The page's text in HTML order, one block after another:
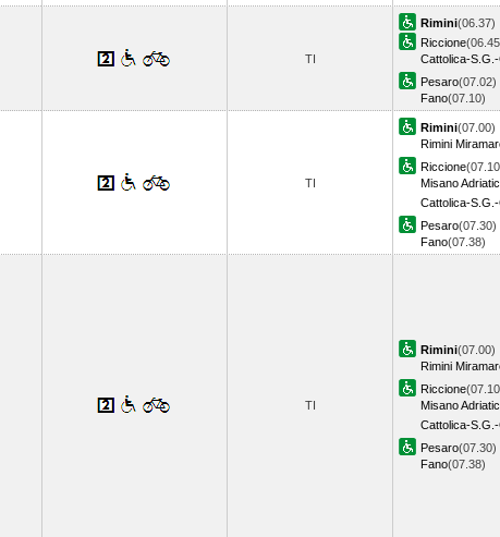
TI
Rimini(06.37)
Riccione
Cattolica-S.G.-
Pesaro(07.02)
Fano(07.10)
TI
Rimini(07.00)
Rimini
Riccione
Misano
Cattolica-S.G.-
Pesaro(07.30)
Fano(07.38)
TI
Rimini(07.00)
Rimini
Riccione
Misano
Cattolica-S.G.-
Pesaro(07.30)
Fano(07.38)